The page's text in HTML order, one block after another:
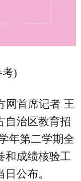
考)
网首席记者 王
自治区教育招
年第二学期全
和成绩核验工
公布。